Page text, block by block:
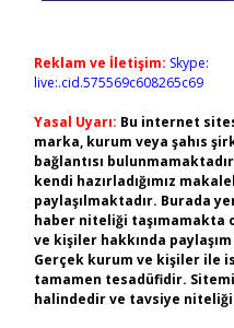
Reklam ve İletişim: Skype:
live:.cid.575569c608265c69
Yasal Uyarı: Bu internet
marka, kurum veya şahıs
bağlantısı
kendi hazırladığımız
paylaşılmaktadır. Burada
haber niteliği taşımamakta
ve kişiler hakkında
Gerçek kurum ve kişiler ile
tamamen tesadüfidir.
halindedir ve tavsiye niteliği